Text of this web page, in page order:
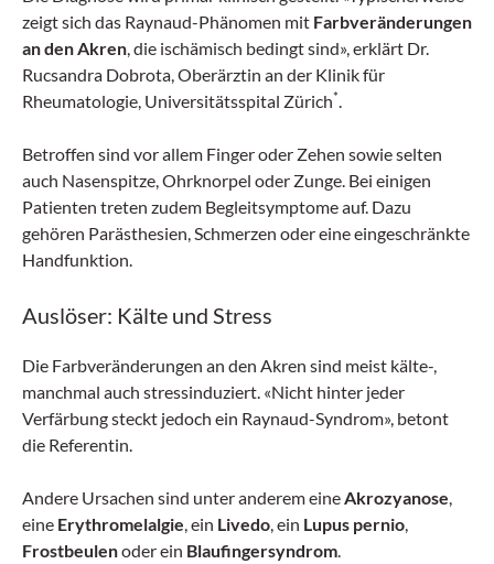
zeigt sich das Raynaud-Phänomen mit Farbveränderungen
an den Akren , die ischämisch bedingt sind», erklärt Dr.
Rucsandra Dobrota, Oberärztin an der Klinik für
Rheumatologie, Universitätsspital Zürich*
Betroffen sind vor allem Finger oder Zehen sowie selten
auch Nasenspitze, Ohrknorpel oder Zunge. Bei einigen
Patienten treten zudem Begleitsymptome auf. Dazu
gehören Parästhesien, Schmerzen oder eine eingeschränkte
Handfunktion.
Auslöser: Kälte und Stress
Die Farbveränderungen an den Akren sind meist kälte-,
manchmal auch stressinduziert. «Nicht hinter jeder
Verfärbung steckt jedoch ein Raynaud-Syndrom», betont
die Referentin.
Andere Ursachen sind unter anderem eine Akrozyanose
eine Erythromelalgie , ein Livedo , ein Lupus pernio
Frostbeulenoder ein Blaufingersyndrom